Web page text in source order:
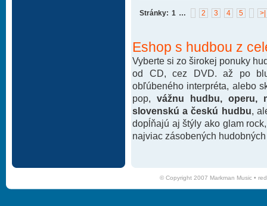
Stránky: 1 2 3 4 5
… >|
Eshop s hudbou z
Vyberte si zo širokej ponuky
od CD, cez DVD. až po
obľúbeného interpréta, alebo
pop, vážnu hudbu, operu,
slovenskú a českú hudbu ,
dopĺňajú aj štýly ako glam
najviac zásobených
© Copyright 2007 Markman Music •